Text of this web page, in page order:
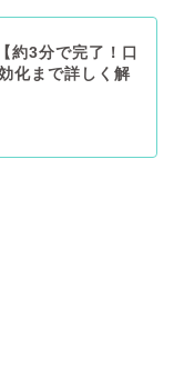
約3分で完了！口
化まで詳しく解